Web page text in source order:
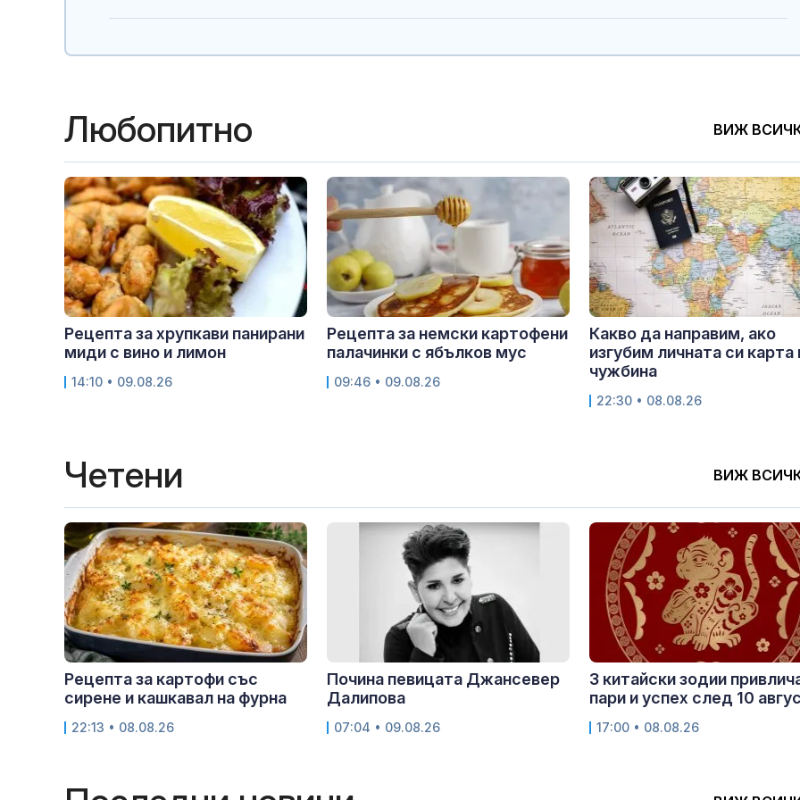
Любопитно ВИЖ
Рецепта за хрупкави панирани
миди с вино и лимон
14:10 • 09.08.26
Рецепта за немски картофени
палачинки с ябълков мус
09:46 • 09.08.26
Какво да направим, ако
изгубим личната си карта
чужбина
22:30 • 08.08.26
Четени ВИЖ
Рецепта за картофи със
сирене и кашкавал на фурна
22:13 • 08.08.26
Почина певицата Джансевер
Далипова
07:04 • 09.08.26
3 китайски зодии
пари и успех след 10
17:00 • 08.08.26